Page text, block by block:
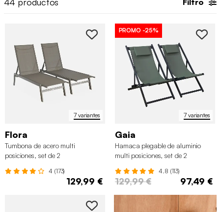
cerca de la piscina
hará que disfrutes mucho más del sol.
Filtro
7 variantes
Flora
Tumbona de acero multi
posiciones, set de 2
4 (173)
129,99 €
7 variantes
PROMO -25%
Gaia
Hamaca plegable de aluminio
multi posiciones, set de 2
4.8 (113)
129,99 € 97,49 €